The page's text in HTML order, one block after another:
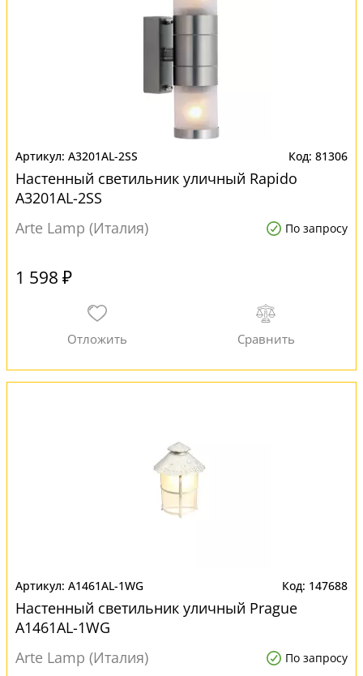
A3201AL-2SS 81306
Настенный светильник уличный Rapido
A3201AL-2SS
Arte Lamp (Италия)
По запросу
1 598 ₽
A1461AL-1WG 147688
Настенный светильник уличный Prague
A1461AL-1WG
Arte Lamp (Италия)
По запросу